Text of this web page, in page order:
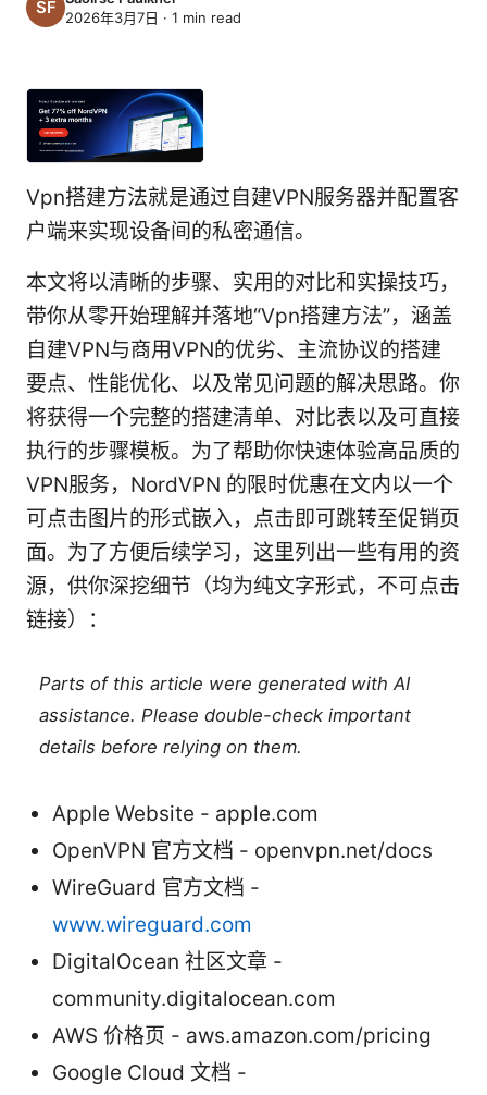
2026年3月7日 · 1 min read
Vpn搭建方法就是通过自建VPN服务器并配置客
户端来实现设备间的私密通信。
本文将以清晰的步骤、实用的对比和实操技巧，
带你从零开始理解并落地“Vpn搭建方法”，涵盖
自建VPN与商用VPN的优劣、主流协议的搭建
要点、性能优化、以及常见问题的解决思路。你
将获得一个完整的搭建清单、对比表以及可直接
执行的步骤模板。为了帮助你快速体验高品质的
VPN服务，NordVPN 的限时优惠在文内以一个
可点击图片的形式嵌入，点击即可跳转至促销页
面。为了方便后续学习，这里列出一些有用的资
源，供你深挖细节（均为纯文字形式，不可点击
链接）：
Parts of this article were generated with AI
assistance. Please double-check important
details before relying on them.
Apple Website - apple.com
OpenVPN 官方文档 - openvpn.net/docs
WireGuard 官方文档 -
www.wireguard.com
DigitalOcean 社区文章 -
community.digitalocean.com
AWS 价格页 - aws.amazon.com/pricing
Google Cloud 文档 -